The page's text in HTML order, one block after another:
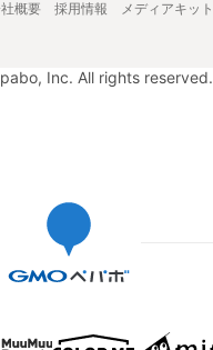
概要 採用情報 メディアキット
Inc. All rights reserved.